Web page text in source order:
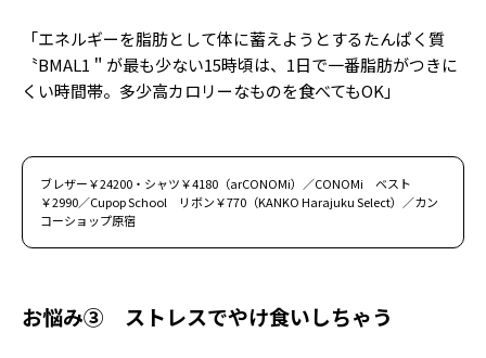
「エネルギーを脂肪として体に蓄えようとするたんぱく質
〝BMAL1＂が最も少ない15時頃は、1日で一番脂肪がつきに
くい時間帯。多少高カロリーなものを食べてもOK」
ブレザー￥24200・シャツ￥4180（arCONOMi）／CONOMi ベスト
￥2990／Cupop School リボン￥770（KANKO Harajuku Select）／カン
コーショップ原宿
お悩み③ ストレスでやけ食いしちゃう